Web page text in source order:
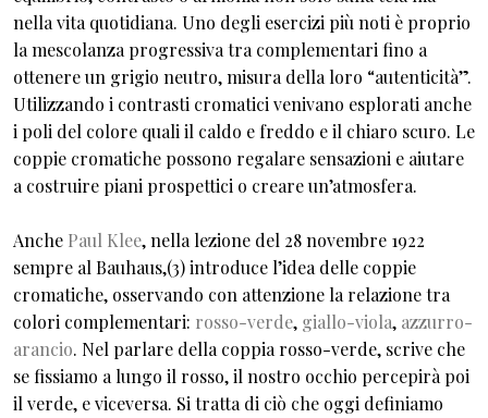
nella vita quotidiana. Uno degli esercizi più noti è proprio
la mescolanza progressiva tra complementari fino a
ottenere un grigio neutro, misura della loro “autenticità”.
Utilizzando i contrasti cromatici venivano esplorati anche
i poli del colore quali il caldo e freddo e il chiaro scuro. Le
coppie cromatiche possono regalare sensazioni e aiutare
a costruire piani prospettici o creare un’atmosfera.
Anche Paul Klee, nella lezione del 28 novembre 1922
sempre al Bauhaus,(3) introduce l’idea delle coppie
cromatiche, osservando con attenzione la relazione tra
colori complementari: rosso-verde, giallo-viola, azzurro-
arancio. Nel parlare della coppia rosso-verde, scrive che
se fissiamo a lungo il rosso, il nostro occhio percepirà poi
il verde, e viceversa. Si tratta di ciò che oggi definiamo